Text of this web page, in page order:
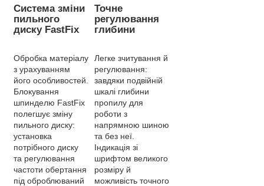
Система зміни
пильного
диску FastFix
Точне
регулювання
глибини
Обробка матеріалу
з урахуванням
його особливостей.
Блокування
шпинделю FastFix
полегшує зміну
пильного диску:
установка
потрібного диску
та регулювання
частоти обертання
під оброблюваний
Легке зчитування й
регулювання:
завдяки подвійній
шкалі глибини
пропилу для
роботи з
напрямною шиною
та без неї.
Індикація зі
шрифтом великого
розміру й
можливість точного